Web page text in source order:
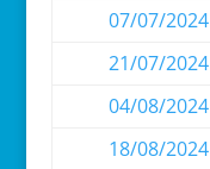
07/07/2024
21/07/2024
04/08/2024
18/08/2024